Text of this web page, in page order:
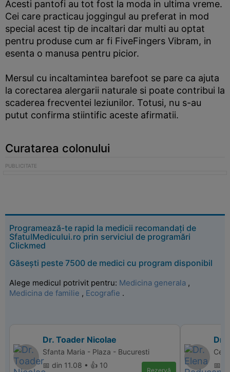
Acesti pantofi au tot fost la moda in ultima vreme.
Cei care practicau joggingul au preferat in mod
special acest tip de incaltari dar multi au optat
pentru produse cum ar fi FiveFingers Vibram, in
esenta o manusa pentru picior.
Mersul cu incaltamintea barefoot se pare ca ajuta
la corectarea alergarii naturale si poate contribui la
scaderea frecventei leziunilor. Totusi, nu s-au
putut confirma stiintific aceste afirmatii.
Curatarea colonului
Programează-te rapid la medicii recomandați de
SfatulMedicului.ro prin serviciul de programări
Clickmed
Găsești peste 7500 de medici cu program disponibil
Alege medicul potrivit pentru: Medicina generala ,
Medicina de familie , Ecografie .
Dr. Toader Nicolae
Sfanta Maria - Plaza - Bucuresti
📅 din 11.08 • 👍 10
Rezervă
Dr.
📅